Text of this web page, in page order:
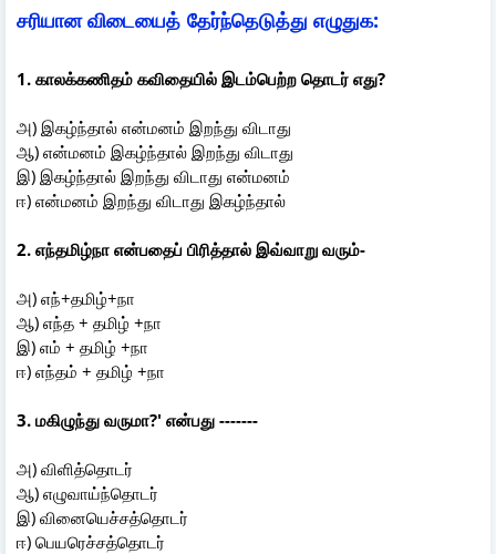
சரியான விடையைத் தேர்ந்தெடுத்து எழுதுக:
1. காலக்கணிதம் கவிதையில் இடம்பெற்ற தொடர் எது?
அ) இகழ்ந்தால் என்மனம் இறந்து விடாது
ஆ) என்மனம் இகழ்ந்தால் இறந்து விடாது
இ) இகழ்ந்தால் இறந்து விடாது என்மனம்
ஈ) என்மனம் இறந்து விடாது இகழ்ந்தால்
2. எந்தமிழ்நா என்பதைப் பிரித்தால் இவ்வாறு வரும்-
அ) எந்+தமிழ்+நா
ஆ) எந்த + தமிழ் +நா
இ) எம் + தமிழ் +நா
ஈ) எந்தம் + தமிழ் +நா
3. மகிழுந்து வருமா?' என்பது -------
அ) விளித்தொடர்
ஆ) எழுவாய்ந்தொடர்
இ) வினையெச்சத்தொடர்
ஈ) பெயரெச்சத்தொடர்